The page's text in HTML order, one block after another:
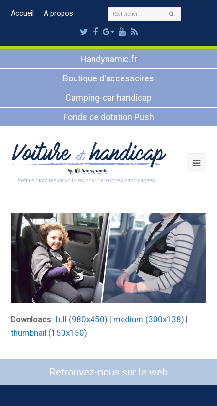
Accueil A propos Rechercher
Twitter
Facebook
Google
Plus
Youtube
RSS
Handynamic.fr
Boutique d'accessoires
Camping-car handicap
Fonds de dotation Push
Downloads:full (980x450) | medium (300x138) |
thumbnail (150x150)
Retrouvez-nous sur le web